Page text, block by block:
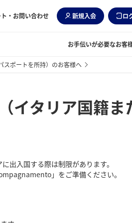
・お問い合わせ 新規入会 ロ
お手伝いが必要なお客
スポートを所持）のお客様へ
イタリア国籍ま
出入国する際は制限があります。
」をご準備ください。